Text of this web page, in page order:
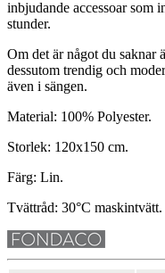
inbjudande accessoar som
stunder.
Om det är något du saknar
dessutom trendig och
även i sängen.
Material: 100% Polyester.
Storlek: 120x150 cm.
Färg: Lin.
Tvättråd: 30°C maskintvätt.